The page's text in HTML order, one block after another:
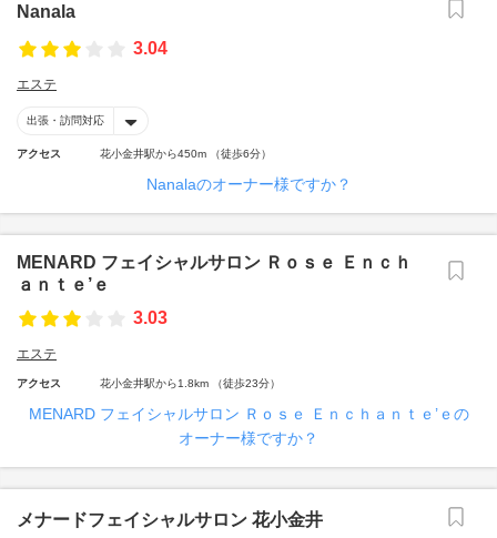
Nanala
3.04
エステ
出張・訪問対応
アクセス 花小金井駅から450m （徒歩6分）
Nanalaのオーナー様ですか？
MENARD フェイシャルサロン Ｒｏｓｅ Ｅｎｃｈ
ａｎｔｅ’ｅ
3.03
エステ
アクセス 花小金井駅から1.8km （徒歩23分）
MENARD フェイシャルサロン Ｒｏｓｅ Ｅｎｃｈａｎｔｅ’ｅの
オーナー様ですか？
メナードフェイシャルサロン 花小金井